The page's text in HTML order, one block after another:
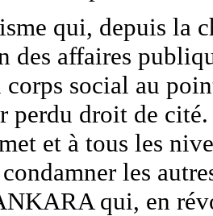
qui, depuis la
des affaires
corps social au
perdu droit de
et à tous les
les
qui, en